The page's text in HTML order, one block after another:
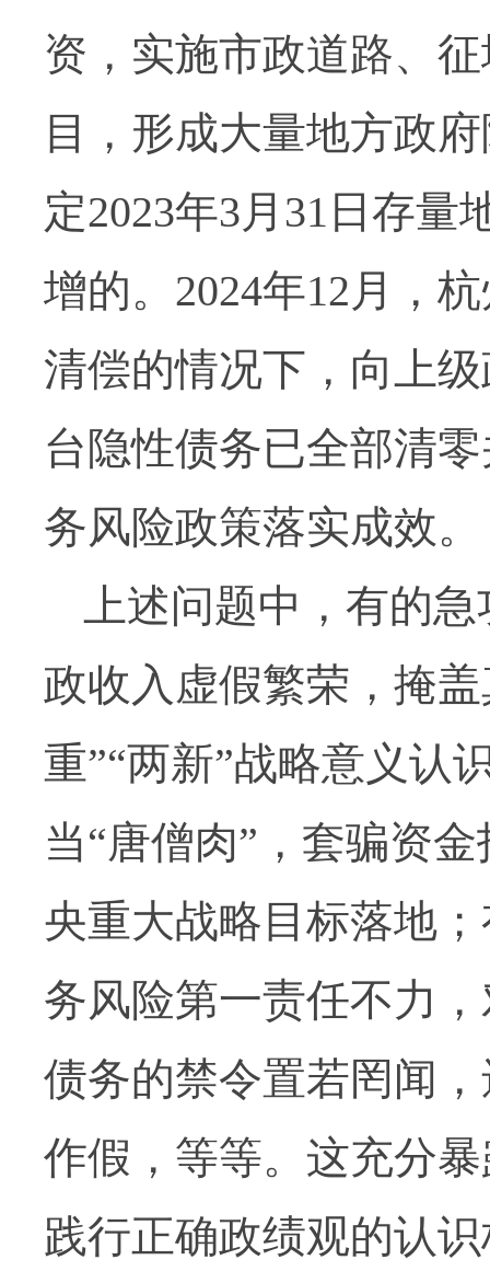
资，实施市政道路、
目，形成大量地方政
定2023年3月31日存
增的。2024年12月，
清偿的情况下，向上
台隐性债务已全部清
务风险政策落实成效。
上述问题中，有的
政收入虚假繁荣，掩
重”“两新”战略意义认
当“唐僧肉”，套骗资
央重大战略目标落地
务风险第一责任不力
债务的禁令置若罔闻
作假，等等。这充分
践行正确政绩观的认